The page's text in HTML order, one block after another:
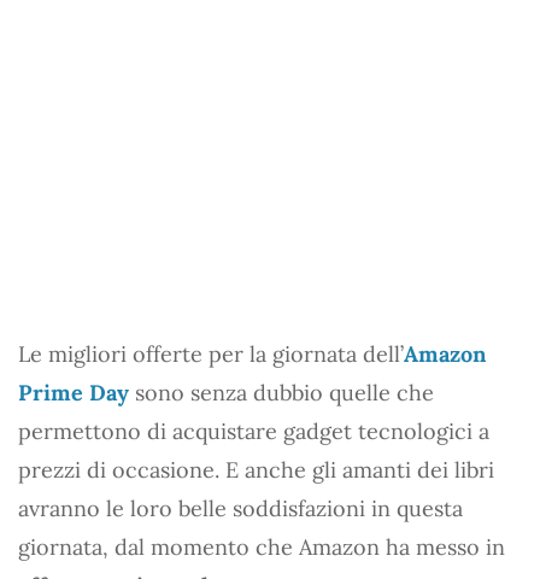
Le migliori offerte per la giornata dell’Amazon
Prime Day sono senza dubbio quelle che
permettono di acquistare gadget tecnologici a
prezzi di occasione. E anche gli amanti dei libri
avranno le loro belle soddisfazioni in questa
giornata, dal momento che Amazon ha messo in